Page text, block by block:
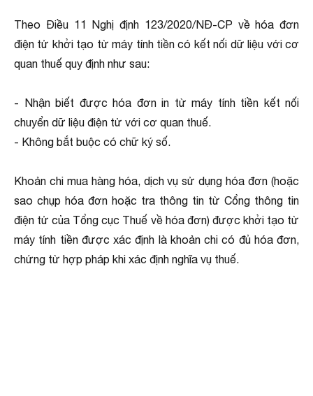
Theo Điều 11 Nghị định 123/2020/NĐ-CP về hóa đơn
điện tử khởi tạo từ máy tính tiền có kết nối dữ liệu với cơ
quan thuế quy định như sau:
- Nhận biết được hóa đơn in từ máy tính tiền kết nối
chuyển dữ liệu điện tử với cơ quan thuế.
- Không bắt buộc có chữ ký số.
Khoản chi mua hàng hóa, dịch vụ sử dụng hóa đơn (hoặc
sao chụp hóa đơn hoặc tra thông tin từ Cổng thông tin
điện tử của Tổng cục Thuế về hóa đơn) được khởi tạo từ
máy tính tiền được xác định là khoản chi có đủ hóa đơn,
chứng từ hợp pháp khi xác định nghĩa vụ thuế.